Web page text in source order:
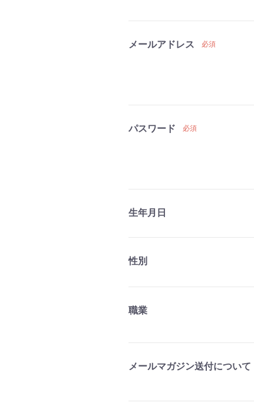
メールアドレス 必須
パスワード 必須
生年月日
性別
職業
メールマガジン送付について